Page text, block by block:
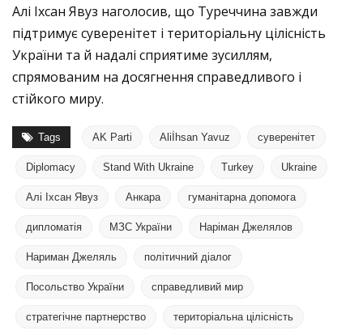
Алі Іхсан Явуз наголосив, що Туреччина завжди
підтримує суверенітет і територіальну цілісність
України та й надалі сприятиме зусиллям,
спрямованим на досягнення справедливого і
стійкого миру.
Tags AK Parti Aliİhsan Yavuz cуверенітет
Diplomacy Stand With Ukraine Turkey Ukraine
Алі Іхсан Явуз Анкара гуманітарна допомога
дипломатія МЗС України Наріман Джелялов
Нариман Джеляль політичний діалог
Посольство України справедливий мир
стратегічне партнерство територіальна цілісність